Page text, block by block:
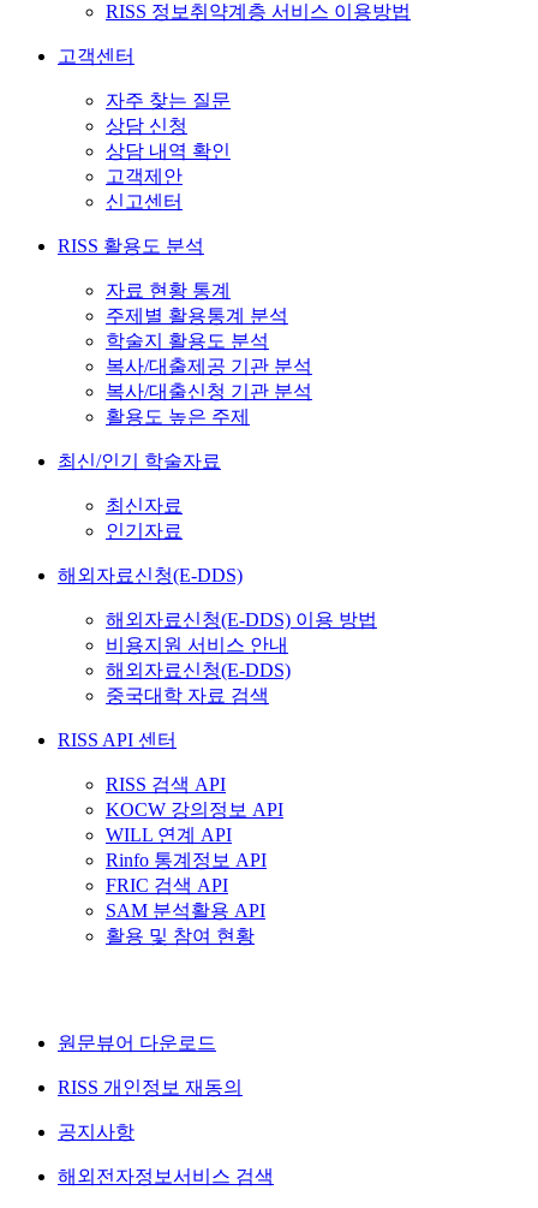
RISS 정보취약계층 서비스 이용방법
고객센터
자주 찾는 질문
상담 신청
상담 내역 확인
고객제안
신고센터
RISS 활용도 분석
자료 현황 통계
주제별 활용통계 분석
학술지 활용도 분석
복사/대출제공 기관 분석
복사/대출신청 기관 분석
활용도 높은 주제
최신/인기 학술자료
최신자료
인기자료
해외자료신청(E-DDS)
해외자료신청(E-DDS) 이용 방법
비용지원 서비스 안내
해외자료신청(E-DDS)
중국대학 자료 검색
RISS API 센터
RISS 검색 API
KOCW 강의정보 API
WILL 연계 API
Rinfo 통계정보 API
FRIC 검색 API
SAM 분석활용 API
활용 및 참여 현황
원문뷰어 다운로드
RISS 개인정보 재동의
공지사항
해외전자정보서비스 검색